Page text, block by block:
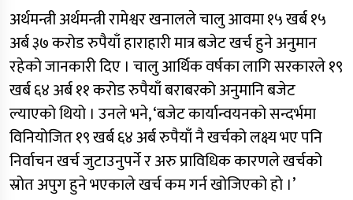
अर्थमन्त्री अर्थमन्त्री रामेश्वर खनालले चालु आवमा १५ खर्ब १५
अर्ब ३७ करोड रुपैयाँ हाराहारी मात्र बजेट खर्च हुने अनुमान
रहेको जानकारी दिए । चालु आर्थिक वर्षका लागि सरकारले १९
खर्ब ६४ अर्ब ११ करोड रुपैयाँ बराबरको अनुमानि बजेट
ल्याएको थियो । उनले भने, ‘बजेट कार्यान्वयनको सन्दर्भमा
विनियोजित १९ खर्ब ६४ अर्ब रुपैयाँ नै खर्चको लक्ष्य भए पनि
निर्वाचन खर्च जुटाउनुपर्ने र अरु प्राविधिक कारणले खर्चको
स्रोत अपुग हुने भएकाले खर्च कम गर्न खोजिएको हो ।’